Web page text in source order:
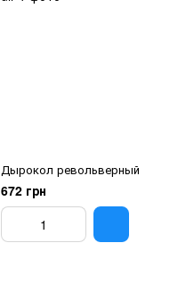
Дырокол револьверный
672 грн